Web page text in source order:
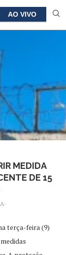
AO VIVO
MEDIDA
DE 15
A-
terça-feira (9)